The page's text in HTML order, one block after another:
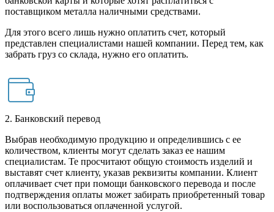
поставщиком металла наличными средствами.
Для этого всего лишь нужно оплатить счет, который
представлен специалистами нашей компании. Перед тем, как
забрать груз со склада, нужно его оплатить.
2. Банковский перевод
Выбрав необходимую продукцию и определившись с ее
количеством, клиенты могут сделать заказ ее нашим
специалистам. Те просчитают общую стоимость изделий и
выставят счет клиенту, указав реквизиты компании. Клиент
оплачивает счет при помощи банковского перевода и после
подтверждения оплаты может забирать приобретенный товар
или воспользоваться оплаченной услугой.